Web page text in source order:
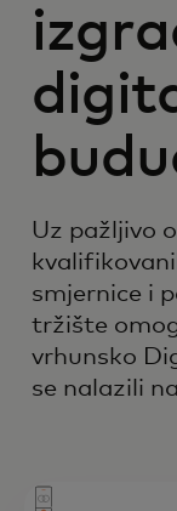
Uz pažljivo
smjernice i
tržište
vrhunsko
se nalazili